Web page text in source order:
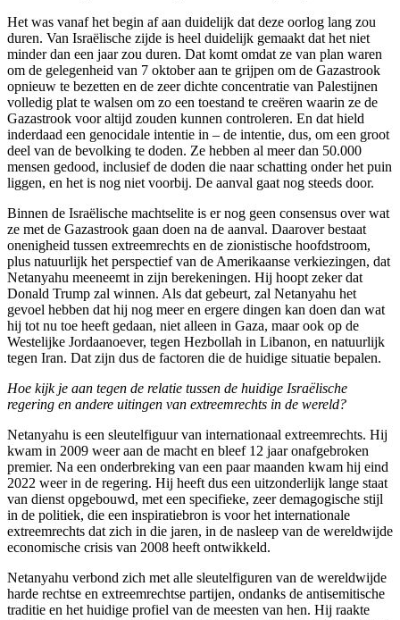
Het was vanaf het begin af aan duidelijk dat deze oorlog lang zou
duren. Van Israëlische zijde is heel duidelijk gemaakt dat het niet
minder dan een jaar zou duren. Dat komt omdat ze van plan waren
om de gelegenheid van 7 oktober aan te grijpen om de Gazastrook
opnieuw te bezetten en de zeer dichte concentratie van Palestijnen
volledig plat te walsen om zo een toestand te creëren waarin ze de
Gazastrook voor altijd zouden kunnen controleren. En dat hield
inderdaad een genocidale intentie in – de intentie, dus, om een groot
deel van de bevolking te doden. Ze hebben al meer dan 50.000
mensen gedood, inclusief de doden die naar schatting onder het puin
liggen, en het is nog niet voorbij. De aanval gaat nog steeds door.
Binnen de Israëlische machtselite is er nog geen consensus over wat
ze met de Gazastrook gaan doen na de aanval. Daarover bestaat
onenigheid tussen extreemrechts en de zionistische hoofdstroom,
plus natuurlijk het perspectief van de Amerikaanse verkiezingen, dat
Netanyahu meeneemt in zijn berekeningen. Hij hoopt zeker dat
Donald Trump zal winnen. Als dat gebeurt, zal Netanyahu het
gevoel hebben dat hij nog meer en ergere dingen kan doen dan wat
hij tot nu toe heeft gedaan, niet alleen in Gaza, maar ook op de
Westelijke Jordaanoever, tegen Hezbollah in Libanon, en natuurlijk
tegen Iran. Dat zijn dus de factoren die de huidige situatie bepalen.
Hoe kijk je aan tegen de relatie tussen de huidige Israëlische
regering en andere uitingen van extreemrechts in de wereld?
Netanyahu is een sleutelfiguur van internationaal extreemrechts. Hij
kwam in 2009 weer aan de macht en bleef 12 jaar onafgebroken
premier. Na een onderbreking van een paar maanden kwam hij eind
2022 weer in de regering. Hij heeft dus een uitzonderlijk lange staat
van dienst opgebouwd, met een specifieke, zeer demagogische stijl
in de politiek, die een inspiratiebron is voor het internationale
extreemrechts dat zich in die jaren, in de nasleep van de wereldwijde
economische crisis van 2008 heeft ontwikkeld.
Netanyahu verbond zich met alle sleutelfiguren van de wereldwijde
harde rechtse en extreemrechtse partijen, ondanks de antisemitische
traditie en het huidige profiel van de meesten van hen. Hij raakte